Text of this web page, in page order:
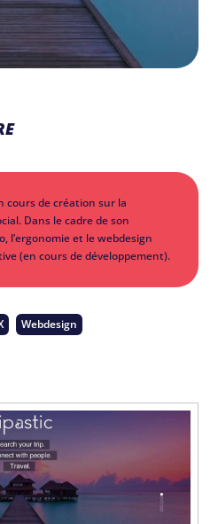
cours de création sur la
Dans le cadre de son
l’ergonomie et le webdesign
(en cours de développement).
Webdesign